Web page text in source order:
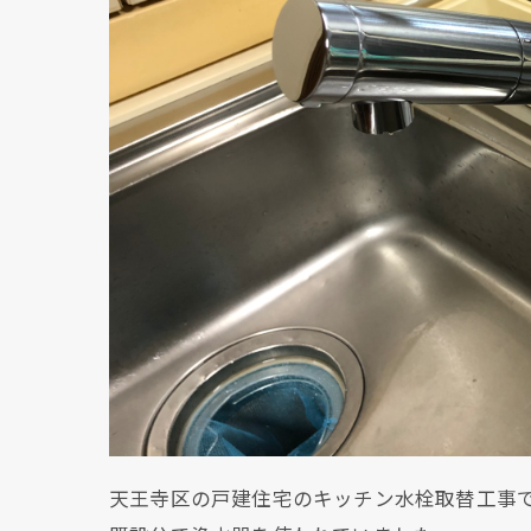
天王寺区の戸建住宅のキッチン水栓取替工事